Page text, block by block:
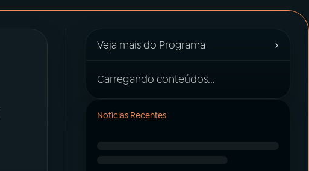
Veja mais do Programa ›
Carregando conteúdos...
Notícias Recentes